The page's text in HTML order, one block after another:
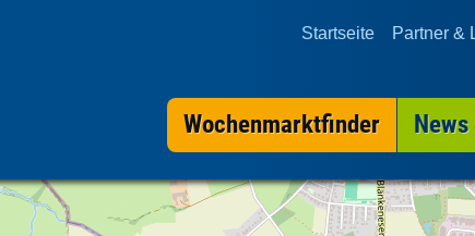
Startseite Partner &
Wochenmarktfinder